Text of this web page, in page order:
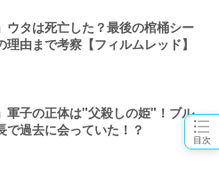
目次
ウタは死亡した？最後の棺桶シー
理由まで考察【フィルムレッド】
軍子の正体は"父殺しの姫"！ブル
で過去に会っていた！？